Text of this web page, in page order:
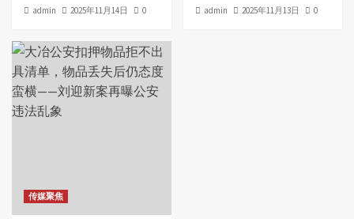
admin 2025年11月14日 0 admin 2025年11月13日 0
传媒聚焦